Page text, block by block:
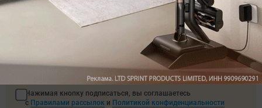
с самыми популярными статьями
Подписаться
Нажимая кнопку подписаться, вы соглашаетесь
с Правилами рассылок и Политикой конфиденциальности